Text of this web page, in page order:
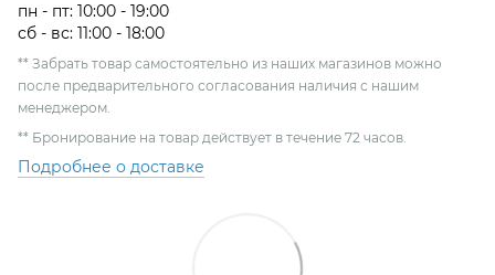
пн - пт: 10:00 - 19:00
сб - вс: 11:00 - 18:00
** Забрать товар самостоятельно из наших магазинов можно
после предварительного согласования наличия с нашим
менеджером.
** Бронирование на товар действует в течение 72 часов.
Подробнее о доставке